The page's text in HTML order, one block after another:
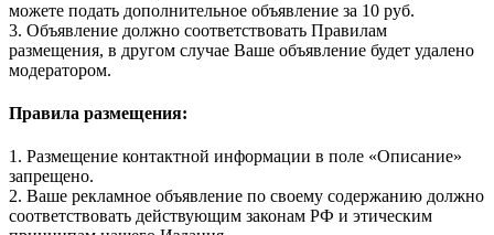
можете подать дополнительное объявление за 10 руб.
3. Объявление должно соответствовать Правилам
размещения, в другом случае Ваше объявление будет удалено
модератором.
Правила размещения:
1. Размещение контактной информации в поле «Описание»
запрещено.
2. Ваше рекламное объявление по своему содержанию должно
соответствовать действующим законам РФ и этическим